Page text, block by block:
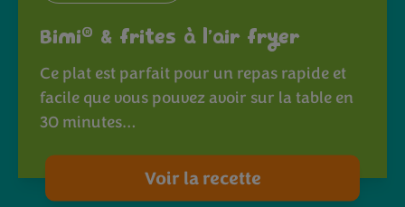
Bimi® & frites à l’air fryer
Ce plat est parfait pour un repas rapide et
facile que vous pouvez avoir sur la table en
30 minutes…
Voir la recette